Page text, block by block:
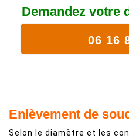
Demandez votre
06 16
Enlèvement de
Selon le diamètre et les